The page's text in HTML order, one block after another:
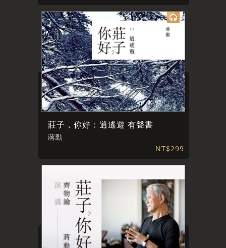
莊子，你好：逍遙遊 有聲書
蔣勳
NT$299